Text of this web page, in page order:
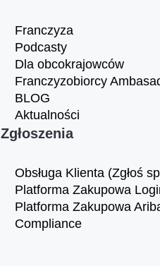
Franczyza
Podcasty
Dla obcokrajowców
Franczyzobiorcy
BLOG
Aktualności
Zgłoszenia
Obsługa Klienta (Zgłoś
Platforma Zakupowa
Platforma Zakupowa
Compliance